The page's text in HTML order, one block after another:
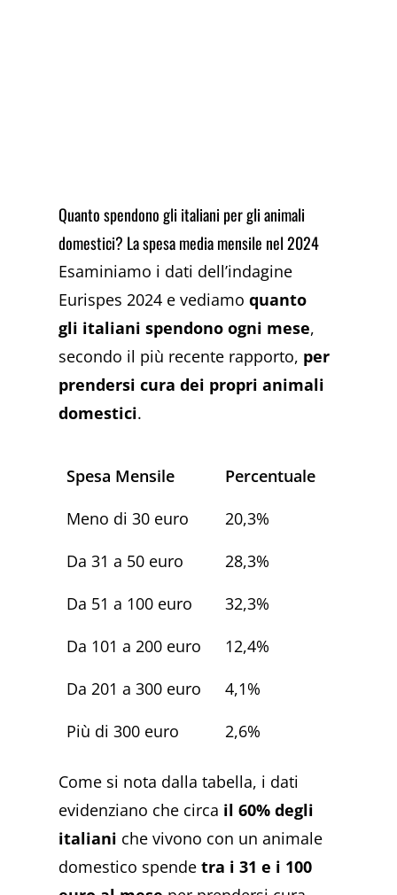
Quanto spendono gli italiani per gli animali
domestici? La spesa media mensile nel 2024
Esaminiamo i dati dell’indagine
Eurispes 2024 e vediamoquanto
gli italiani spendono ogni mese,
secondo il più recente rapporto, per
prendersi cura dei propri animali
domestici.
Spesa Mensile
Percentuale
Meno di 30 euro
20,3%
Da 31 a 50 euro
28,3%
Da 51 a 100 euro
32,3%
Da 101 a 200 euro
12,4%
Da 201 a 300 euro
4,1%
Più di 300 euro
2,6%
Come si nota dalla tabella, i dati
evidenziano che circa il 60% degli
italiani che vivono con un animale
domestico spendetra i 31 e i 100